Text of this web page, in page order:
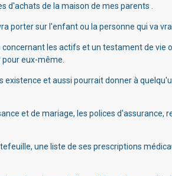
d'achats de la maison de mes parents .
porter surl'enfant ou la personne qui va
les actifs et un testament de vie
eux-même.
et aussi pourrait donner à
et de mariage, les polices d'assurance,
une liste de ses prescriptions